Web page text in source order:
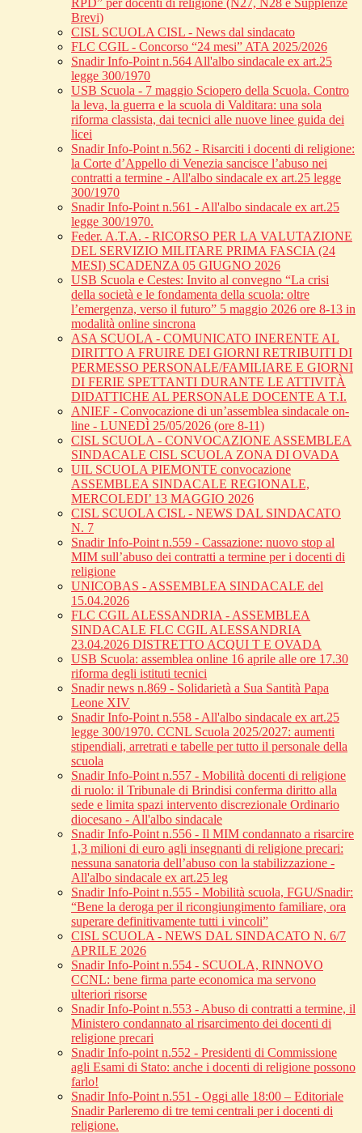
RPD” per docenti di religione (N27, N28 e Supplenze
Brevi)
CISL SCUOLA CISL - News dal sindacato
FLC CGIL - Concorso “24 mesi” ATA 2025/2026
Snadir Info-Point n.564 All'albo sindacale ex art.25
legge 300/1970
USB Scuola - 7 maggio Sciopero della Scuola. Contro
la leva, la guerra e la scuola di Valditara: una sola
riforma classista, dai tecnici alle nuove linee guida dei
licei
Snadir Info-Point n.562 - Risarciti i docenti di religione:
la Corte d’Appello di Venezia sancisce l’abuso nei
contratti a termine - All'albo sindacale ex art.25 legge
300/1970
Snadir Info-Point n.561 - All'albo sindacale ex art.25
legge 300/1970.
Feder. A.T.A. - RICORSO PER LA VALUTAZIONE
DEL SERVIZIO MILITARE PRIMA FASCIA (24
MESI) SCADENZA 05 GIUGNO 2026
USB Scuola e Cestes: Invito al convegno “La crisi
della società e le fondamenta della scuola: oltre
l’emergenza, verso il futuro” 5 maggio 2026 ore 8-13 in
modalità online sincrona
ASA SCUOLA - COMUNICATO INERENTE AL
DIRITTO A FRUIRE DEI GIORNI RETRIBUITI DI
PERMESSO PERSONALE/FAMILIARE E GIORNI
DI FERIE SPETTANTI DURANTE LE ATTIVITÀ
DIDATTICHE AL PERSONALE DOCENTE A T.I.
ANIEF - Convocazione di un’assemblea sindacale on-
line - LUNEDÌ 25/05/2026 (ore 8-11)
CISL SCUOLA - CONVOCAZIONE ASSEMBLEA
SINDACALE CISL SCUOLA ZONA DI OVADA
UIL SCUOLA PIEMONTE convocazione
ASSEMBLEA SINDACALE REGIONALE,
MERCOLEDI’ 13 MAGGIO 2026
CISL SCUOLA CISL - NEWS DAL SINDACATO
N. 7
Snadir Info-Point n.559 - Cassazione: nuovo stop al
MIM sull’abuso dei contratti a termine per i docenti di
religione
UNICOBAS - ASSEMBLEA SINDACALE del
15.04.2026
FLC CGIL ALESSANDRIA - ASSEMBLEA
SINDACALE FLC CGIL ALESSANDRIA
23.04.2026 DISTRETTO ACQUI T E OVADA
USB Scuola: assemblea online 16 aprile alle ore 17.30
riforma degli istituti tecnici
Snadir news n.869 - Solidarietà a Sua Santità Papa
Leone XIV
Snadir Info-Point n.558 - All'albo sindacale ex art.25
legge 300/1970. CCNL Scuola 2025/2027: aumenti
stipendiali, arretrati e tabelle per tutto il personale della
scuola
Snadir Info-Point n.557 - Mobilità docenti di religione
di ruolo: il Tribunale di Brindisi conferma diritto alla
sede e limita spazi intervento discrezionale Ordinario
diocesano - All'albo sindacale
Snadir Info-Point n.556 - Il MIM condannato a risarcire
1,3 milioni di euro agli insegnanti di religione precari:
nessuna sanatoria dell’abuso con la stabilizzazione -
All'albo sindacale ex art.25 leg
Snadir Info-Point n.555 - Mobilità scuola, FGU/Snadir:
“Bene la deroga per il ricongiungimento familiare, ora
superare definitivamente tutti i vincoli”
CISL SCUOLA - NEWS DAL SINDACATO N. 6/7
APRILE 2026
Snadir Info-Point n.554 - SCUOLA, RINNOVO
CCNL: bene firma parte economica ma servono
ulteriori risorse
Snadir Info-Point n.553 - Abuso di contratti a termine, il
Ministero condannato al risarcimento dei docenti di
religione precari
Snadir Info-point n.552 - Presidenti di Commissione
agli Esami di Stato: anche i docenti di religione possono
farlo!
Snadir Info-Point n.551 - Oggi alle 18:00 – Editoriale
Snadir Parleremo di tre temi centrali per i docenti di
religione.